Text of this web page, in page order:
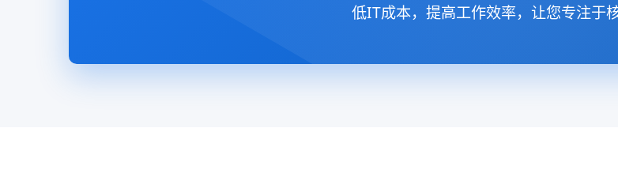
低IT成本，提高工作效率，让您专注于